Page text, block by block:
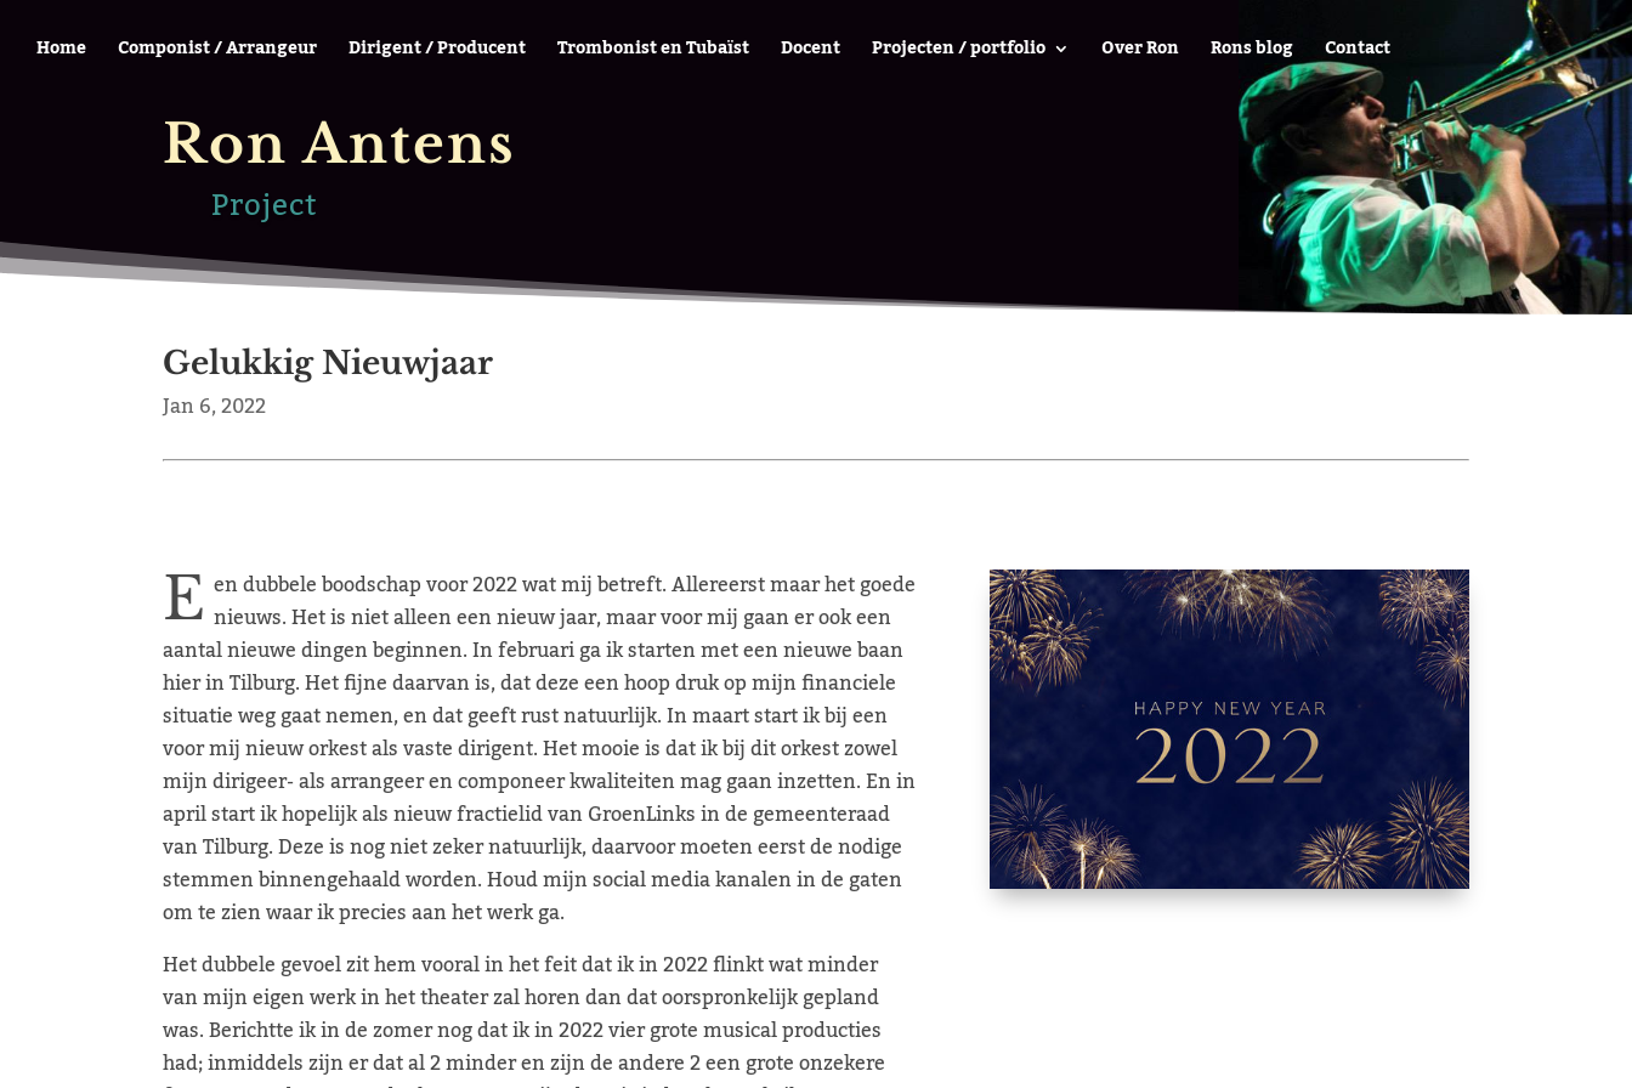
Home Componist / Arrangeur Dirigent / Producent Trombonist en Tubaïst Docent Projecten / portfolio Over Ron Rons blog Contact
Ron Antens
Project
Gelukkig Nieuwjaar
Jan 6, 2022
E en dubbele boodschap voor 2022 wat mij betreft. Allereerst maar het goede
nieuws. Het is niet alleen een nieuw jaar, maar voor mij gaan er ook een
aantal nieuwe dingen beginnen. In februari ga ik starten met een nieuwe baan
hier in Tilburg. Het fijne daarvan is, dat deze een hoop druk op mijn financiele
situatie weg gaat nemen, en dat geeft rust natuurlijk. In maart start ik bij een
voor mij nieuw orkest als vaste dirigent. Het mooie is dat ik bij dit orkest zowel
mijn dirigeer- als arrangeer en componeer kwaliteiten mag gaan inzetten. En in
april start ik hopelijk als nieuw fractielid van GroenLinks in de gemeenteraad
van Tilburg. Deze is nog niet zeker natuurlijk, daarvoor moeten eerst de nodige
stemmen binnengehaald worden. Houd mijn social media kanalen in de gaten
om te zien waar ik precies aan het werk ga.
Het dubbele gevoel zit hem vooral in het feit dat ik in 2022 flinkt wat minder
van mijn eigen werk in het theater zal horen dan dat oorspronkelijk gepland
was. Berichtte ik in de zomer nog dat ik in 2022 vier grote musical producties
had; inmiddels zijn er dat al 2 minder en zijn de andere 2 een grote onzekere